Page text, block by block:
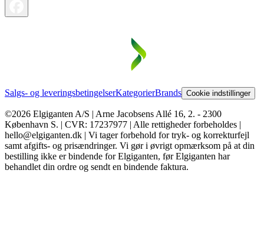
Salgs- og leveringsbetingelserKategorierBrands Cookie indstillinger
©2026 Elgiganten A/S | Arne Jacobsens Allé 16, 2. - 2300
København S. | CVR: 17237977 | Alle rettigheder forbeholdes |
hello@elgiganten.dk | Vi tager forbehold for tryk- og korrekturfejl
samt afgifts- og prisændringer. Vi gør i øvrigt opmærksom på at din
bestilling ikke er bindende for Elgiganten, før Elgiganten har
behandlet din ordre og sendt en bindende faktura.